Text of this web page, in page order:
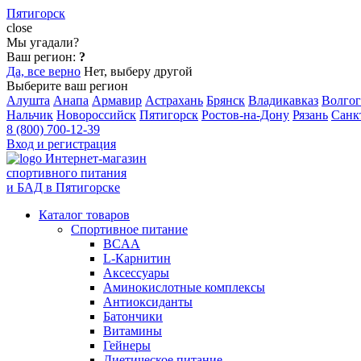
Пятигорск
close
Мы угадали?
Ваш регион: ?
Да, все верно Нет, выберу другой
Выберите ваш регион
Алушта Анапа Армавир Астрахань Брянск Владикавказ
Нальчик Новороссийск Пятигорск Ростов-на-Дону Рязань
8 (800) 700-12-39
Вход и регистрация
Интернет-магазин
спортивного питания
и БАД в Пятигорске
Каталог товаров
Спортивное питание
BCAA
L-Карнитин
Аксессуары
Аминокислотные комплексы
Антиоксиданты
Батончики
Витамины
Гейнеры